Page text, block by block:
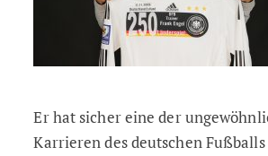
Er hat sicher eine der
Karrieren des deutschen